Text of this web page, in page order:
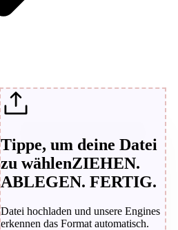
Tippe, um deine Datei
zu wählenZIEHEN.
ABLEGEN. FERTIG.
Datei hochladen und unsere Engines
erkennen das Format automatisch.